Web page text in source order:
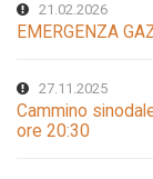
21.02.2026
EMERGENZA
27.11.2025
Cammino
ore 20:30